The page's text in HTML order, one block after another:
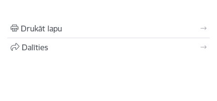
Drukāt lapu
Dalīties